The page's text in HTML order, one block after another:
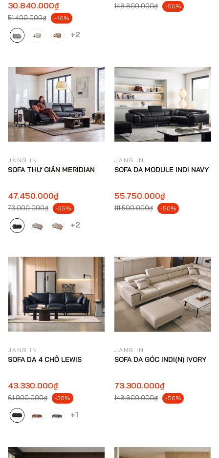
30.840.000₫
51.400.000₫ -40%
+2
146.600.000₫ -50%
JANG IN
SOFA THƯ GIÃN MERIDIAN
47.450.000₫
73.000.000₫ -35%
+2
JANG IN
SOFA DA MODULE INDI NAVY
55.750.000₫
111.500.000₫ -50%
JANG IN
SOFA DA 4 CHỖ LEWIS
43.330.000₫
61.900.000₫ -30%
+1
JANG IN
SOFA DA GÓC INDI(N) IVORY
73.300.000₫
146.600.000₫ -50%